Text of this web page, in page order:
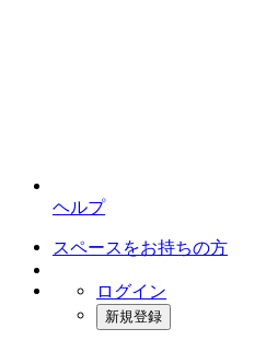
ヘルプ
スペースをお持ちの方
ログイン
新規登録